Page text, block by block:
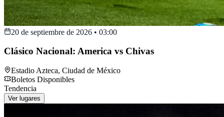
20 de septiembre de 2026 • 03:00
Clásico Nacional: America vs Chivas
Estadio Azteca, Ciudad de México
Boletos Disponibles
Tendencia
Ver lugares